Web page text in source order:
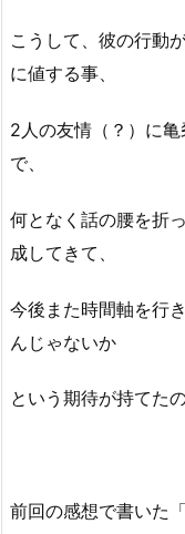
こうして、彼の行動
に値する事、
2人の友情（？）に
で、
何となく話の腰を折
成してきて、
今後また時間軸を行
んじゃないか
という期待が持てた
前回の感想で書いた